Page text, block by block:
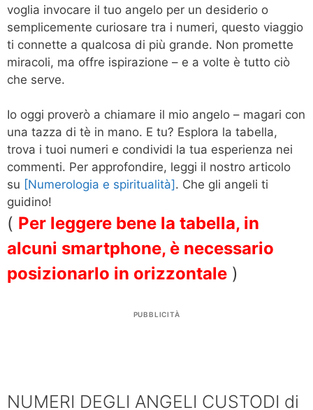
voglia invocare il tuo angelo per un desiderio o
semplicemente curiosare tra i numeri, questo viaggio
ti connette a qualcosa di più grande. Non promette
miracoli, ma offre ispirazione – e a volte è tutto ciò
che serve.
Io oggi proverò a chiamare il mio angelo – magari con
una tazza di tè in mano. E tu? Esplora la tabella,
trova i tuoi numeri e condividi la tua esperienza nei
commenti. Per approfondire, leggi il nostro articolo
su [Numerologia e spiritualità] . Che gli angeli ti
guidino!
( Per leggere bene la tabella, in
alcuni smartphone, è necessario
posizionarlo in orizzontale )
PUBBLICITÀ
NUMERI DEGLI ANGELI CUSTODI di